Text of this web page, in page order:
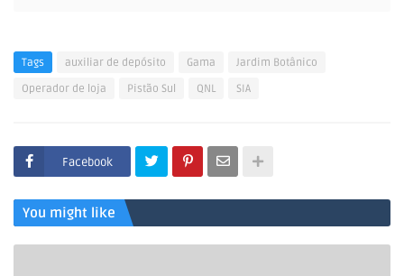
Tags auxiliar de depósito Gama
Jardim Botânico
Operador de loja
Pistão Sul QNL SIA
Facebook
You might like